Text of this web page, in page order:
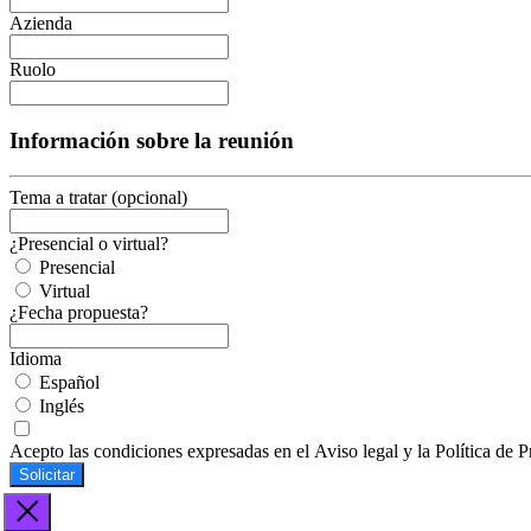
Azienda
Ruolo
Información sobre la reunión
Tema a tratar (opcional)
¿Presencial o virtual?
Presencial
Virtual
¿Fecha propuesta?
Idioma
Español
Inglés
Acepto las condiciones expresadas en el Aviso legal y la Política de
Solicitar